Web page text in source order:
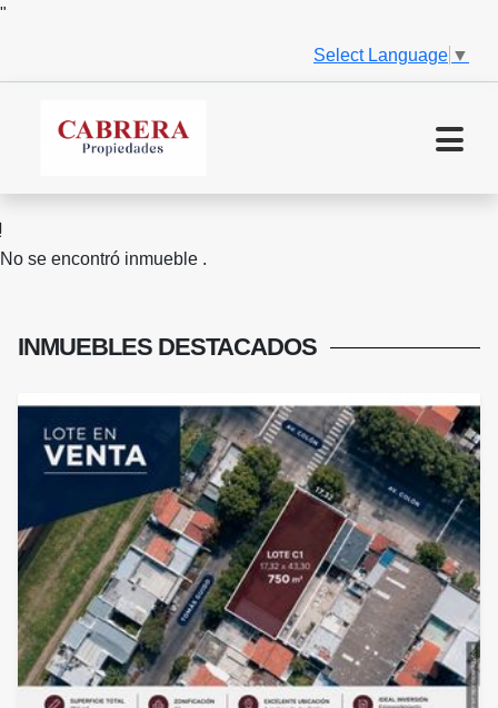
"
Select Language ▼
No se encontró inmueble .
INMUEBLES DESTACADOS